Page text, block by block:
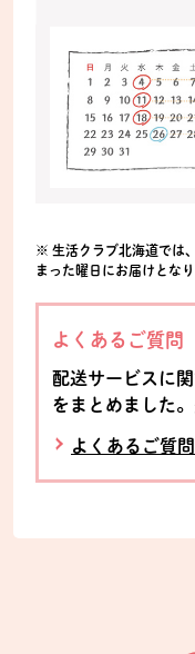
※ 生活クラブ北海道では
まった曜日にお届けとなり
よくあるご質問
配送サービスに
をまとめました
よくあるご質